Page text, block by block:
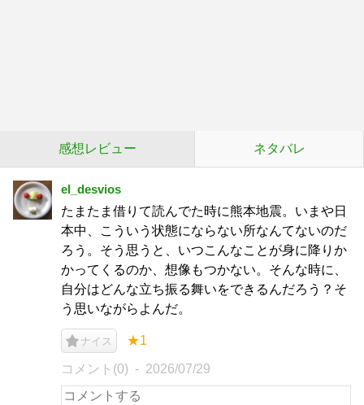
感想レビュー ネタバレ
el_desvios
たまたま借りて読んでた時に熊本地震。いまや日
本中、こういう状態にならない所なんてないのだ
ろう。そう思うと、いつこんなことが身に降りか
かってくるのか、想像もつかない。そんな時に、
自分はどんな立ち振る舞いをできるんだろう？そ
う思いながらよんだ。
ナイス ★1
コメント(0) 2026/07/29